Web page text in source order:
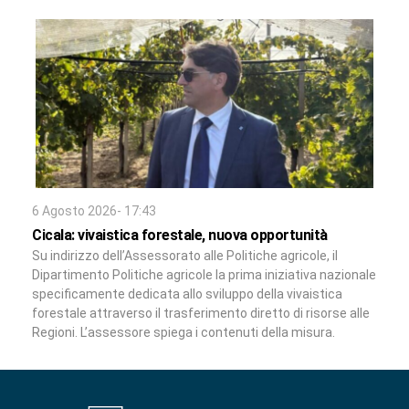
6 Agosto 2026- 17:43
Cicala: vivaistica forestale, nuova opportunità
Su indirizzo dell’Assessorato alle Politiche agricole, il
Dipartimento Politiche agricole la prima iniziativa nazionale
specificamente dedicata allo sviluppo della vivaistica
forestale attraverso il trasferimento diretto di risorse alle
Regioni. L’assessore spiega i contenuti della misura.